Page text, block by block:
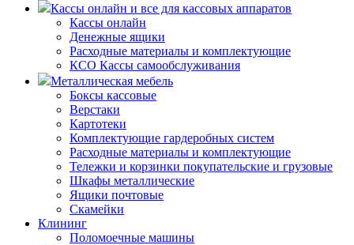
Кассы онлайн и все для кассовых аппаратов
Кассы онлайн
Денежные ящики
Расходные материалы и комплектующие
КСО Кассы самообслуживания
Металлическая мебель
Боксы кассовые
Верстаки
Картотеки
Комплектующие гардеробных систем
Расходные материалы и комплектующие
Тележки и корзинки покупательские и грузовые
Шкафы металлические
Ящики почтовые
Скамейки
Клининг
Поломоечные машины